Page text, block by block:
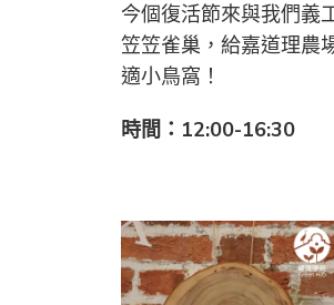
今個復活節來與我們義
笠笠雀巢，給嘉道理農
適小鳥窩！
時間：12:00-16:30